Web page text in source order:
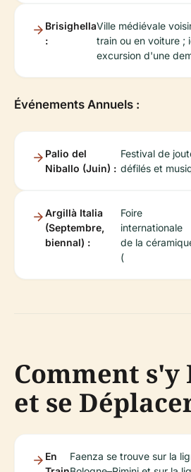
Brisighella
:
Ville médiévale
train ou en voiture ;
excursion d'une
Événements Annuels :
Palio del
Niballo (Juin) :
Festival de
défilés et
Argillà Italia
(Septembre,
biennal) :
Foire
internationale
de la
(
Comment s'y
et se
En
Faenza se trouve sur la